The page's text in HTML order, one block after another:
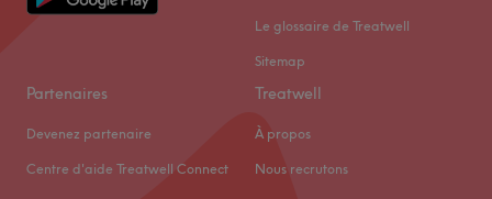
Le glossaire de Treatwell
Sitemap
Partenaires
Devenez partenaire
Centre d'aide Treatwell Connect
Treatwell
À propos
Nous recrutons